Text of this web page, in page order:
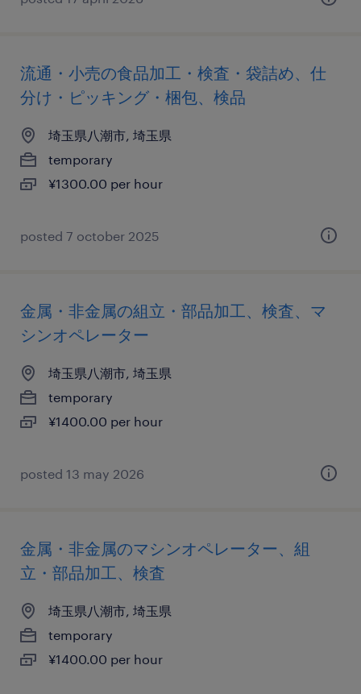
流通・小売の食品加工・検査・袋詰め、仕
分け・ピッキング・梱包、検品
埼玉県八潮市, 埼玉県
temporary
¥1300.00 per hour
posted 7 october 2025
金属・非金属の組立・部品加工、検査、マ
シンオペレーター
埼玉県八潮市, 埼玉県
temporary
¥1400.00 per hour
posted 13 may 2026
金属・非金属のマシンオペレーター、組
立・部品加工、検査
埼玉県八潮市, 埼玉県
temporary
¥1400.00 per hour